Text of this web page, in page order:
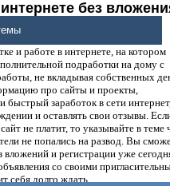
без
и работе в интернете, на котором
подработки на дому с
не вкладывая собственных
про сайты и проекты,
заработок в сети
и оставлять свои отзывы.
не платит, то указывайте в теме
не попались на развод. Вы
вложений и регистрации уже
со своими
себя долго ждать.